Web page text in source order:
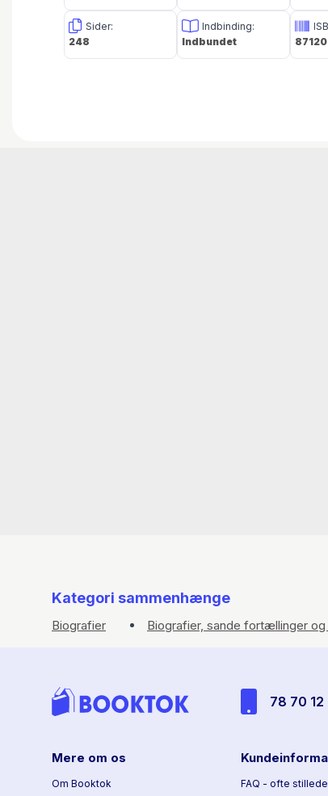
Sider:
248
Indbinding:
Indbundet
Kategori sammenhænge
Biografier Biografier, sande fortællinger og
78 70 12
Mere om os
Om Booktok FAQ - ofte